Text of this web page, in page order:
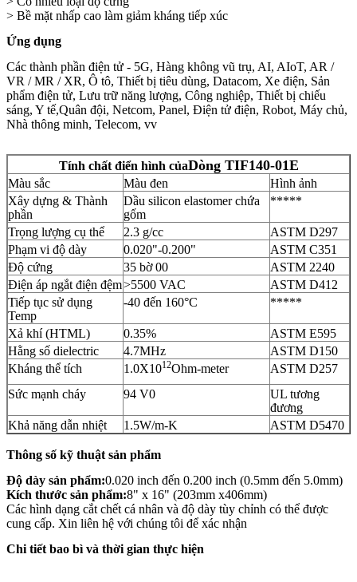
> Bề mặt nhấp cao làm giảm kháng tiếp xúc
Ứng dụng
Các thành phần điện tử - 5G, Hàng không vũ trụ, AI, AIoT, AR /
VR / MR / XR, Ô tô, Thiết bị tiêu dùng, Datacom, Xe điện, Sản
phẩm điện tử, Lưu trữ năng lượng, Công nghiệp, Thiết bị chiếu
sáng, Y tế,Quân đội, Netcom, Panel, Điện tử điện, Robot, Máy chủ,
Nhà thông minh, Telecom, vv
Tính chất điển hình củaDòng TIF140-01E
Màu sắc Màu đen
Hình ảnh
Xây dựng & Thành
phần
Dầu silicon elastomer chứa
gốm
*****
Trọng lượng cụ thể 2.3 g/cc
ASTM D297
Phạm vi độ dày
0.020"-0.200"
ASTM C351
Độ cứng
35 bờ 00
ASTM 2240
Điện áp ngắt điện đệm>5500 VAC
ASTM D412
Tiếp tục sử dụng
Temp
-40 đến 160°C *****
Xả khí (HTML) 0.35%
ASTM E595
Hằng số dielectric
4.7MHz
ASTM D150
Kháng thể tích
1.0X1012Ohm-meter
ASTM D257
Sức mạnh cháy
94 V0
UL tương
đương
Khả năng dẫn nhiệt
1.5W/m-K ASTM D5470
Thông số kỹ thuật sản phẩm
Độ dày sản phẩm:0.020 inch đến 0.200 inch (0.5mm đến 5.0mm)
Kích thước sản phẩm:8" x 16" (203mm x406mm)
Các hình dạng cắt chết cá nhân và độ dày tùy chỉnh có thể được
cung cấp. Xin liên hệ với chúng tôi để xác nhận
Chi tiết bao bì và thời gian thực hiện